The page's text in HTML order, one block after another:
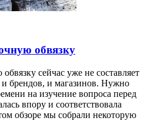
обвязку
сейчас уже не составляет
брендов, и магазинов. Нужно
на изучение вопроса перед
впору и соответствовала
обзоре мы собрали некоторую